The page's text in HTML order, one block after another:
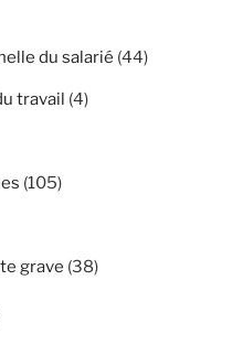
du salarié (44)
travail (4)
(105)
grave (38)